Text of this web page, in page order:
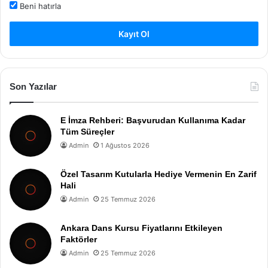
Beni hatırla
Kayıt Ol
Son Yazılar
E İmza Rehberi: Başvurudan Kullanıma Kadar
Tüm Süreçler
Admin 1 Ağustos 2026
Özel Tasarım Kutularla Hediye Vermenin En Zarif
Hali
Admin 25 Temmuz 2026
Ankara Dans Kursu Fiyatlarını Etkileyen
Faktörler
Admin 25 Temmuz 2026